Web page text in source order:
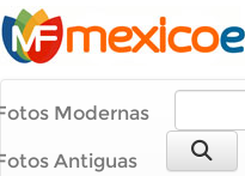
Modernas
Antiguas